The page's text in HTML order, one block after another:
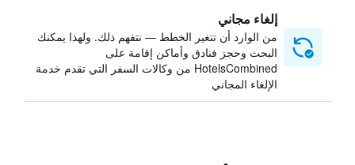
إلغاء مجاني
من الوارد أن تتغير الخطط — نتفهم ذلك. ولهذا يمكنك
البحث وحجز فنادق وأماكن إقامة على
HotelsCombined من وكالات السفر التي تقدم خدمة
الإلغاء المجاني